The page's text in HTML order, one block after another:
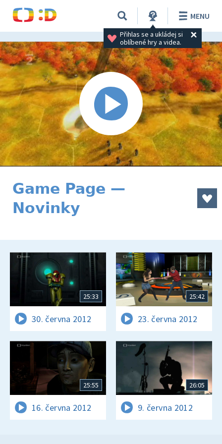
Přihlas se a ukládej si
oblíbené hry a videa.
MENU
Game Page —
Novinky
25:33
30. června 2012
25:42
23. června 2012
25:55
16. června 2012
26:05
9. června 2012